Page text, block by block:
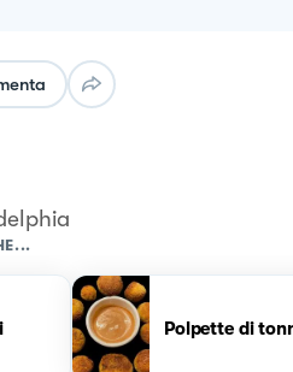
Polpette di